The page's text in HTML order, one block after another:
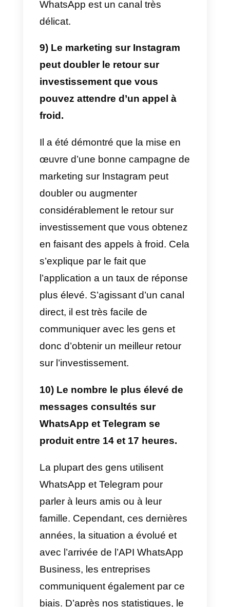
6) Plus de trois quarts (85 %)
insatisfaits des tentatives de
contact qu’ils ont reçues via
WhatsApp ou des applications
de messagerie.
Vous devez maintenir la
satisfaction des clients même via
WhatsApp ou les applications de
messagerie si vous voulez
à bien les fidéliser. Même si ces
types de canaux de
communication sont souvent
utilisés pour parler à la famille ou
aux amis. Cela ne signifie pas
que les entreprises ne doivent
pas maintenir une
7) 58 % des représentants
commerciaux déclarent n’avoir
moins en un an via les médias
sociaux.
Cette mesure nous indique que
plupart de nos représentants
commerciaux ne contactent que
250 clients en un an. Les médias